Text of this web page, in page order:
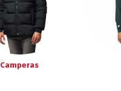
Camperas